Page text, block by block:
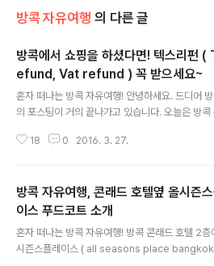
방콕 자유여행 의 다른 글
방콕에서 쇼핑을 하셨다면! 텍스리펀 (
efund, Vat refund ) 꼭 받으세요~
혼자 떠나는 방콕 자유여행! 안녕하세요. 드디어
의 포스팅이 거의 끝나가고 있습니다. 오늘은 방콕
다. 방콕에서는 단일매장 혹은 당일에 한 쇼핑몰에
닥스런던 매장에서 의류를 구입했는데 두곳에서 구
금액이 각 2000바트가 넘었기 때문에 매장에서 텍
서류를 작성을 했습니다.​찾아보니 쇼핑몰의 경우
여러매장에서 이것저것 물건을 구입해서 영수증을
객센터로 가면 텍스리펀 서류를 작성해 준다고 하
18 0 2016. 3. 27.
방콕 자유여행, 콘래드 호텔옆 올시즌스
이스 푸드코트 소개
혼자 떠나는 방콕 자유여행! 방콕 콘래드 호텔 2층
시즌스플레이스 ( all seasons place bangkok